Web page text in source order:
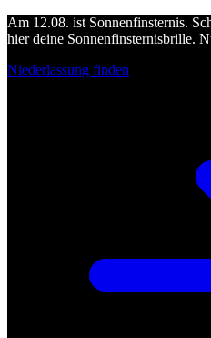
Am 12.08. ist Sonnenfinsternis.
hier deine Sonnenfinsternisbrille.
Niederlassung finden